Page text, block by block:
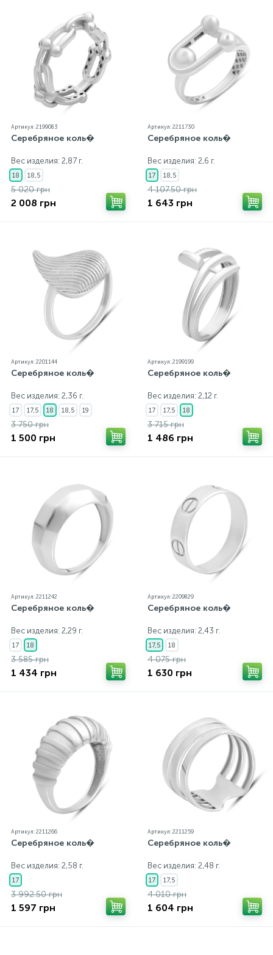
Артикул: 2199083
Серебряное коль�
Вес изделия: 2,87 г.
18 18,5
5 020 грн
2 008 грн
Артикул: 2211730
Серебряное коль�
Вес изделия: 2,6 г.
17 18,5
4 107.50 грн
1 643 грн
Артикул: 2201144
Серебряное коль�
Вес изделия: 2,36 г.
17 17,5 18 18,5 19
3 750 грн
1 500 грн
Артикул: 2199199
Серебряное коль�
Вес изделия: 2,12 г.
17 17,5 18
3 715 грн
1 486 грн
Артикул: 2211242
Серебряное коль�
Вес изделия: 2,29 г.
17 18
3 585 грн
1 434 грн
Артикул: 2209829
Серебряное коль�
Вес изделия: 2,43 г.
17,5 18
4 075 грн
1 630 грн
Артикул: 2211266
Серебряное коль�
Вес изделия: 2,58 г.
17
3 992.50 грн
1 597 грн
Артикул: 2211259
Серебряное коль�
Вес изделия: 2,48 г.
17 17,5
4 010 грн
1 604 грн